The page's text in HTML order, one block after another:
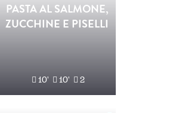
PASTA AL SALMONE,
ZUCCHINE E PISELLI
10' 10' 2